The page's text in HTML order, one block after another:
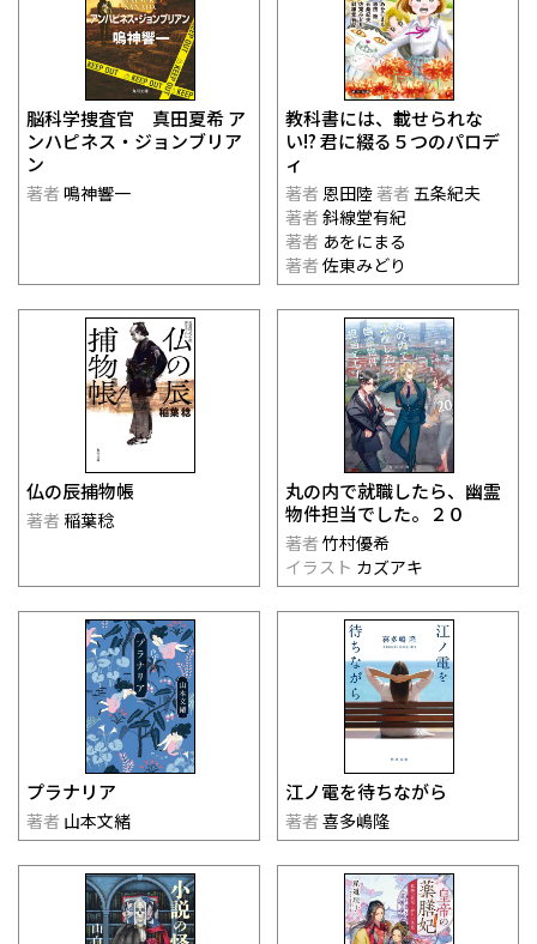
脳科学捜査官 真田夏希 ア
ンハピネス・ジョンブリア
ン
著者 鳴神響一
教科書には、載せられな
い!? 君に綴る５つのパロデ
ィ
著者 恩田陸著者 五条紀夫
著者 斜線堂有紀
著者 あをにまる
著者 佐東みどり
仏の辰捕物帳
著者 稲葉稔
丸の内で就職したら、幽霊
物件担当でした。２０
著者 竹村優希
イラスト カズアキ
プラナリア
著者 山本文緒
江ノ電を待ちながら
著者 喜多嶋隆